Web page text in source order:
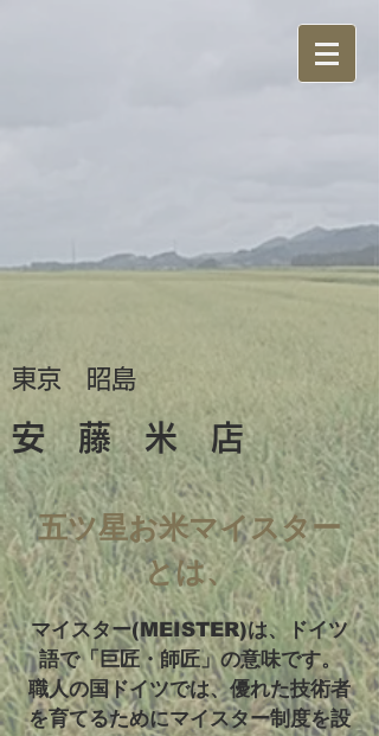
東京 昭島
安 藤 米 店
五ツ星お米マイスター
とは、
マイスター(MEISTER)は、ドイツ
語で「巨匠・師匠」の意味です。
職人の国ドイツでは、優れた技術者
を育てるためにマイスター制度を設